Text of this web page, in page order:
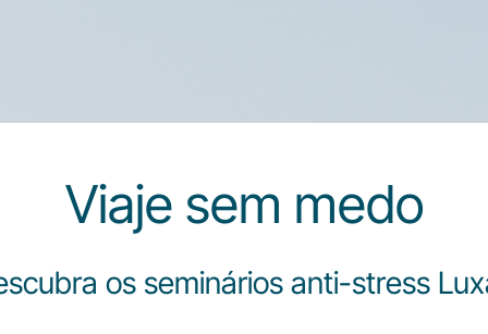
Viaje sem medo
os seminários anti-stress